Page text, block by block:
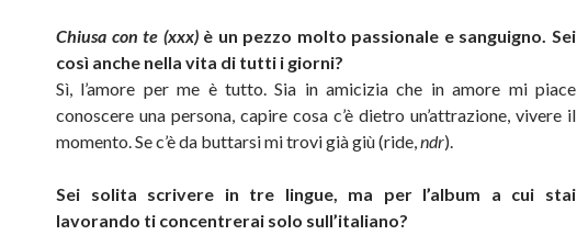
Chiusa con te (xxx) è un pezzo molto passionale e sanguigno. Sei
così anche nella vita di tutti i giorni?
Sì, l’amore per me è tutto. Sia in amicizia che in amore mi piace
conoscere una persona, capire cosa c’è dietro un’attrazione, vivere il
momento. Se c’è da buttarsi mi trovi già giù (ride,ndr).
Sei solita scrivere in tre lingue, ma per l’album a cui stai
lavorando ti concentrerai solo sull’italiano?